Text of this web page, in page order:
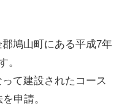
鳩山町にある平成7年
。
て建設されたコース
申請。